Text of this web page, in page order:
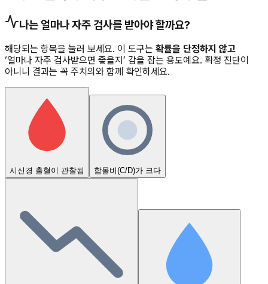
나는 얼마나 자주 검사를 받아야 할까요?
해당되는 항목을 눌러 보세요. 이 도구는 확률을 단정하지 않고
‘얼마나 자주 검사받으면 좋을지’ 감을 잡는 용도예요. 확정 진단이
아니니 결과는 꼭 주치의와 함께 확인하세요.
시신경 출혈이 관찰됨 함몰비(C/D)가 크다